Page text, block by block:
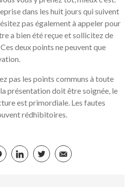
dans les huit jours qui suivent
pas également à appeler pour
a bien été reçue et sollicitez de
deux points ne peuvent que
pas les points communs à toute
présentation doit être soignée, le
est primordiale. Les fautes
rédhibitoires.